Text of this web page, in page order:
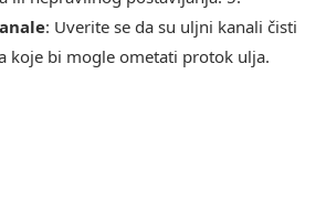
: Uverite se da su uljni kanali čisti
koje bi mogle ometati protok ulja.